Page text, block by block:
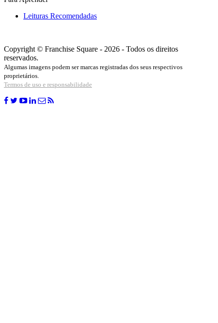
Leituras Recomendadas
Copyright © Franchise Square - 2026 - Todos os direitos
reservados.
Algumas imagens podem ser marcas registradas dos seus respectivos
proprietários.
Termos de uso e responsabilidade